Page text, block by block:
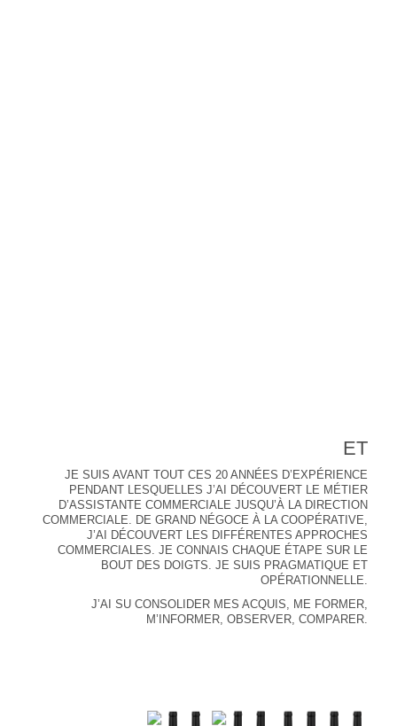
ET
JE SUIS AVANT TOUT CES 20 ANNÉES D’EXPÉRIENCE
PENDANT LESQUELLES J’AI DÉCOUVERT LE MÉTIER
D’ASSISTANTE COMMERCIALE JUSQU’À LA DIRECTION
COMMERCIALE. DE GRAND NÉGOCE À LA COOPÉRATIVE,
J’AI DÉCOUVERT LES DIFFÉRENTES APPROCHES
COMMERCIALES. JE CONNAIS CHAQUE ÉTAPE SUR LE
BOUT DES DOIGTS. JE SUIS PRAGMATIQUE ET
OPÉRATIONNELLE.
J’AI SU CONSOLIDER MES ACQUIS, ME FORMER,
M’INFORMER, OBSERVER, COMPARER.